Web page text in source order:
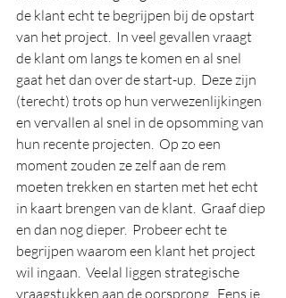
de klant echt te begrijpen bij de opstart
van het project.  In veel gevallen vraagt
de klant om langs te komen en al snel
gaat het dan over de start-up.  Deze zijn
(terecht) trots op hun verwezenlijkingen
en vervallen al snel in de opsomming van
hun recente projecten.  Op zo een
moment zouden ze zelf aan de rem
moeten trekken en starten met het echt
in kaart brengen van de klant.  Graaf diep
en dan nog dieper.  Probeer echt te
begrijpen waarom een klant het project
wil ingaan.  Veelal liggen strategische
vraagstukken aan de oorsprong.  Eens je